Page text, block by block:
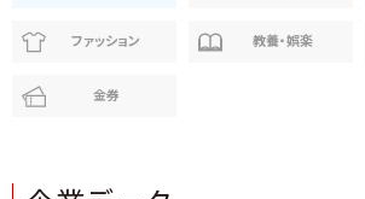
ファッション 教養・娯楽
金券